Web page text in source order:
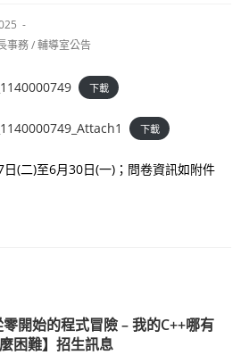
事務/輔導室公告
下載
下載
(二)至6月30日(一)；問卷資訊如附件
開始的程式冒險 – 我的C++哪有
困難】招生訊息